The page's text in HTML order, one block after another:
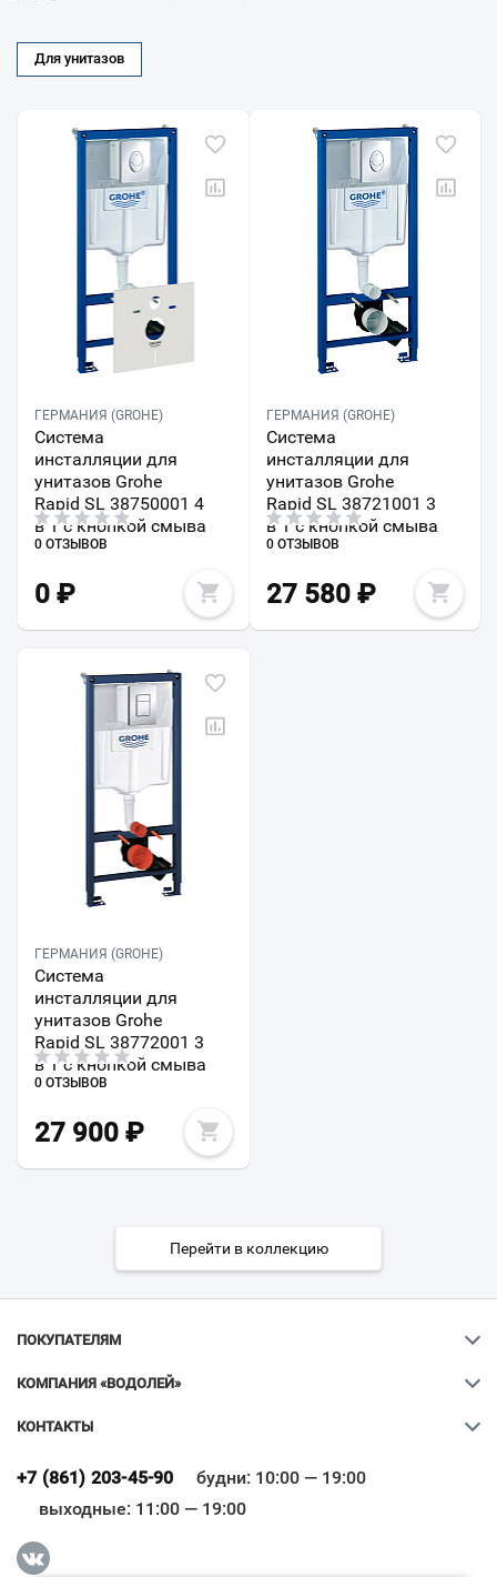
Для унитазов
ГЕРМАНИЯ (GROHE)
Система
инсталляции для
унитазов Grohe
Rapid SL 38750001 4
в 1 с кнопкой смыва
0 ОТЗЫВОВ
0 ₽
ГЕРМАНИЯ (GROHE)
Система
инсталляции для
унитазов Grohe
Rapid SL 38721001 3
в 1 с кнопкой смыва
0 ОТЗЫВОВ
27 580₽
ГЕРМАНИЯ (GROHE)
Система
инсталляции для
унитазов Grohe
Rapid SL 38772001 3
в 1 с кнопкой смыва
0 ОТЗЫВОВ
27 900 ₽
Перейти в коллекцию
ПОКУПАТЕЛЯМ
КОМПАНИЯ «ВОДОЛЕЙ»
КОНТАКТЫ
+7 (861) 203-45-90
будни: 10:00 — 19:00
выходные: 11:00 — 19:00
Всё верно